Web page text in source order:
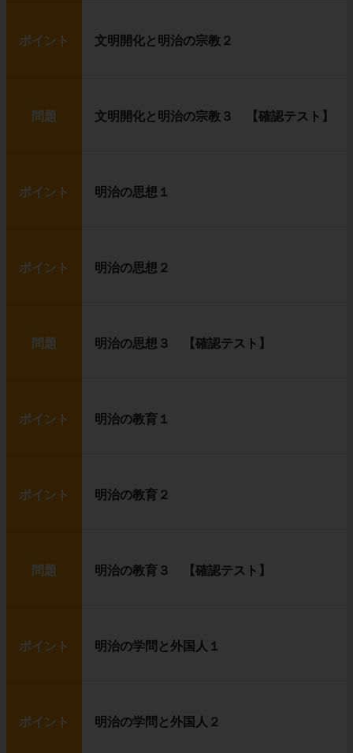
ポイント 文明開化と明治の宗教２
問題 文明開化と明治の宗教３ 【確認テスト】
ポイント 明治の思想１
ポイント 明治の思想２
問題 明治の思想３ 【確認テスト】
ポイント 明治の教育１
ポイント 明治の教育２
問題 明治の教育３ 【確認テスト】
ポイント 明治の学問と外国人１
ポイント 明治の学問と外国人２